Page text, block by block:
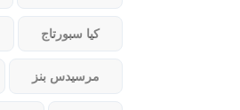
كيا سبورتاج
مرسيدس بنز